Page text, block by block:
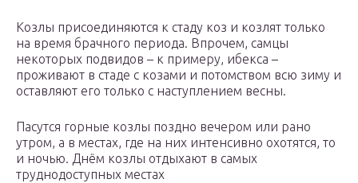
Козлы присоединяются к стаду коз и козлят только
на время брачного периода. Впрочем, самцы
некоторых подвидов – к примеру, ибекса –
проживают в стаде с козами и потомством всю зиму и
оставляют его только с наступлением весны.
Пасутся горные козлы поздно вечером или рано
утром, а в местах, где на них интенсивно охотятся, то
и ночью. Днём козлы отдыхают в самых
труднодоступных местах